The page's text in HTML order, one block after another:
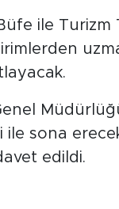
ile Turizm
sona
edildi.